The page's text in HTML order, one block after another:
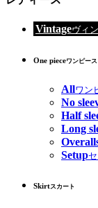
Vintageヴィ
One pieceワンピース
Allワン
No
Half
Long
Setup
Skirtスカート